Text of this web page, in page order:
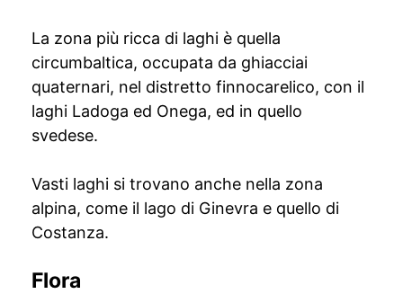
La zona più ricca di laghi è quella
circumbaltica, occupata da ghiacciai
quaternari, nel distretto finnocarelico, con il
laghi Ladoga ed Onega, ed in quello
svedese.
Vasti laghi si trovano anche nella zona
alpina, come il lago di Ginevra e quello di
Costanza.
Flora